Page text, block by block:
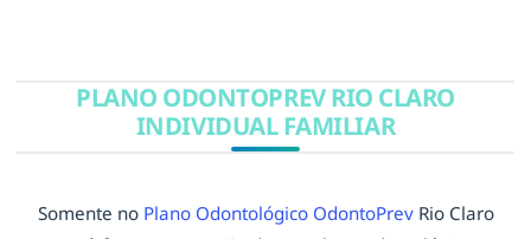
PLANO ODONTOPREV RIO CLARO
INDIVIDUAL FAMILIAR
Somente no Plano Odontológico OdontoPrevRio Claro